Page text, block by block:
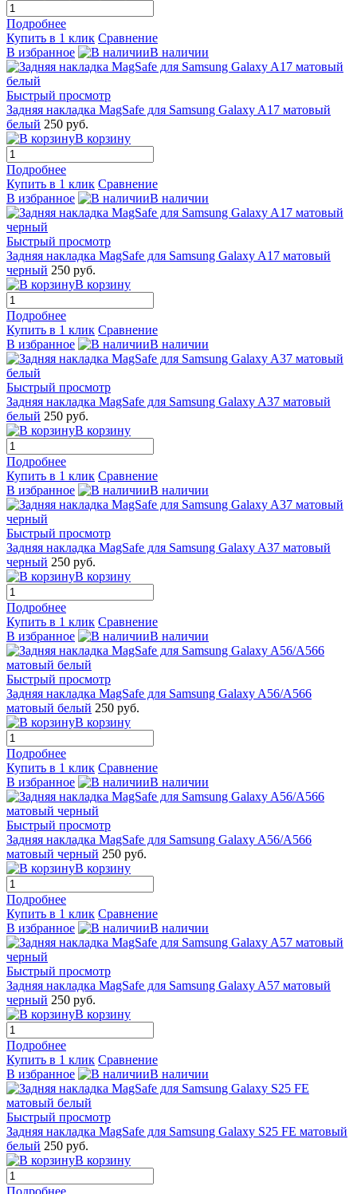
Подробнее
Купить в 1 клик Сравнение
В избранное
В наличии
Быстрый просмотр
Задняя накладка MagSafe для Samsung Galaxy A17 матовый
белый 250 руб.
В корзину
Подробнее
Купить в 1 клик Сравнение
В избранное
В наличии
Быстрый просмотр
Задняя накладка MagSafe для Samsung Galaxy A17 матовый
черный 250 руб.
В корзину
Подробнее
Купить в 1 клик Сравнение
В избранное
В наличии
Быстрый просмотр
Задняя накладка MagSafe для Samsung Galaxy A37 матовый
белый 250 руб.
В корзину
Подробнее
Купить в 1 клик Сравнение
В избранное
В наличии
Быстрый просмотр
Задняя накладка MagSafe для Samsung Galaxy A37 матовый
черный 250 руб.
В корзину
Подробнее
Купить в 1 клик Сравнение
В избранное
В наличии
Быстрый просмотр
Задняя накладка MagSafe для Samsung Galaxy A56/A566
матовый белый 250 руб.
В корзину
Подробнее
Купить в 1 клик Сравнение
В избранное
В наличии
Быстрый просмотр
Задняя накладка MagSafe для Samsung Galaxy A56/A566
матовый черный 250 руб.
В корзину
Подробнее
Купить в 1 клик Сравнение
В избранное
В наличии
Быстрый просмотр
Задняя накладка MagSafe для Samsung Galaxy A57 матовый
черный 250 руб.
В корзину
Подробнее
Купить в 1 клик Сравнение
В избранное
В наличии
Быстрый просмотр
Задняя накладка MagSafe для Samsung Galaxy S25 FE матовый
белый 250 руб.
В корзину
Подробнее